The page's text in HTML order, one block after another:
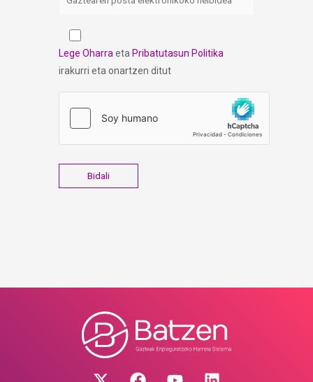
Lege Oharra eta Pribatutasun Politika
irakurri eta onartzen ditut